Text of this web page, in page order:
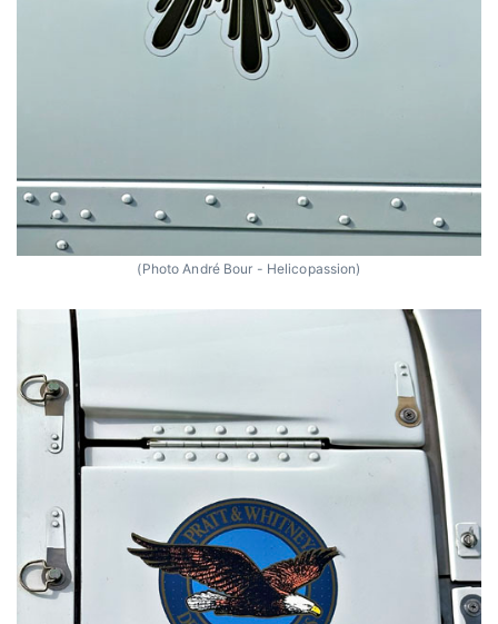
(Photo André Bour - Helicopassion)